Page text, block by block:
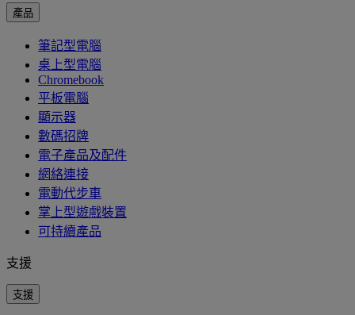
產品
筆記型電腦
桌上型電腦
Chromebook
平板電腦
顯示器
數碼招牌
電子產品及配件
網絡連接
電動代步車
掌上型遊戲裝置
可持續產品
支援
支援